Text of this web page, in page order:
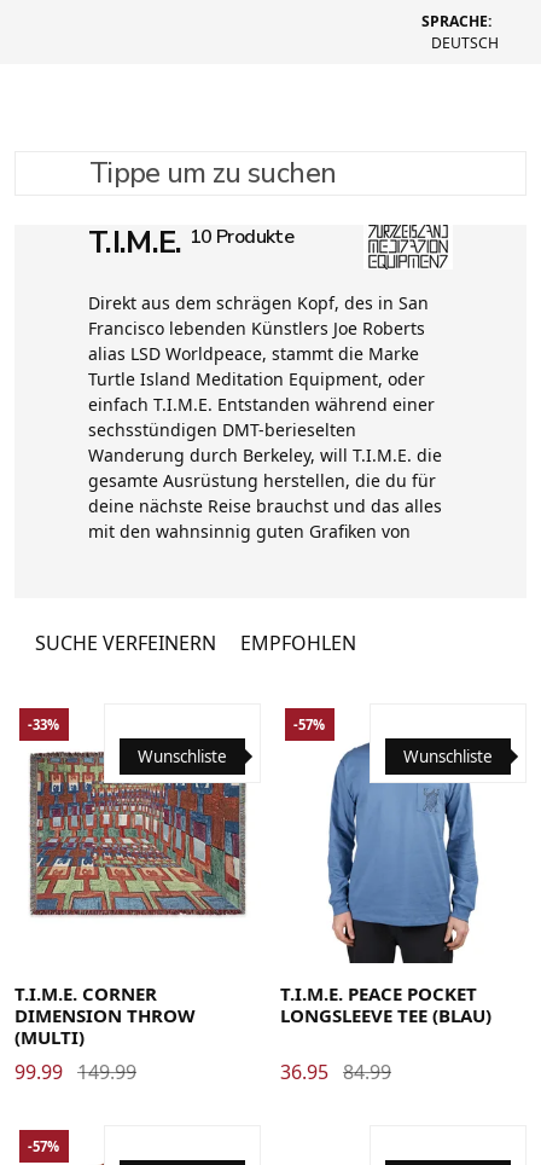
SPRACHE:
DEUTSCH
Tippe um zu suchen
T.I.M.E. 10 Produkte
Direkt aus dem schrägen Kopf, des in San
Francisco lebenden Künstlers Joe Roberts
alias LSD Worldpeace, stammt die Marke
Turtle Island Meditation Equipment, oder
einfach T.I.M.E. Entstanden während einer
sechsstündigen DMT-berieselten
Wanderung durch Berkeley, will T.I.M.E. die
gesamte Ausrüstung herstellen, die du für
deine nächste Reise brauchst und das alles
mit den wahnsinnig guten Grafiken von
SUCHE VERFEINERN EMPFOHLEN
Wunschliste
-33%
T.I.M.E. CORNER
DIMENSION THROW
(MULTI)
99.99 149.99
MediumSmallX-Large
Wunschliste
-57%
T.I.M.E. PEACE POCKET
LONGSLEEVE TEE (BLAU)
36.95 84.99
-57%